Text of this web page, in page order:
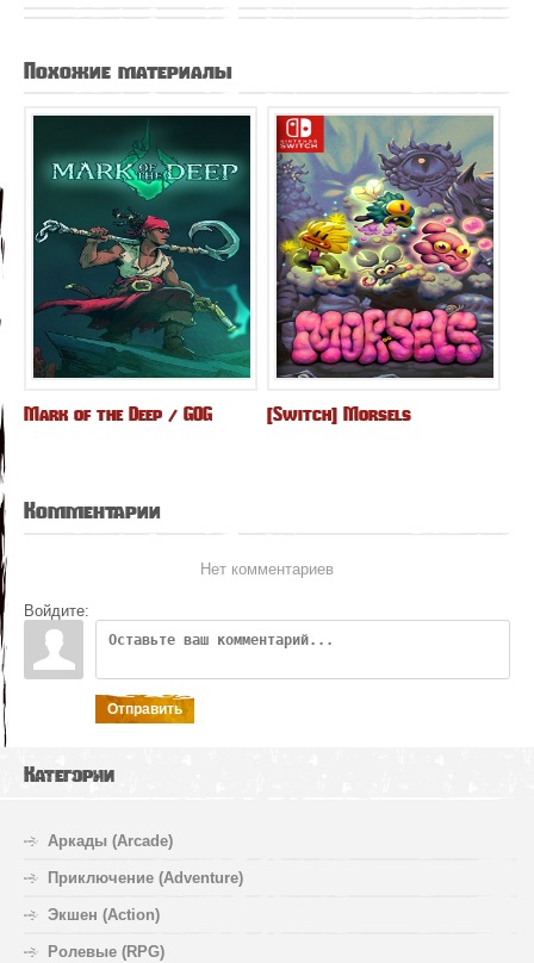
Похожие материалы
Mark of the Deep / GOG [Switch] Morsels
Комментарии
Нет комментариев
Войдите:
Отправить
Категории
Аркады (Arcade)
Приключение (Adventure)
Экшен (Action)
Ролевые (RPG)